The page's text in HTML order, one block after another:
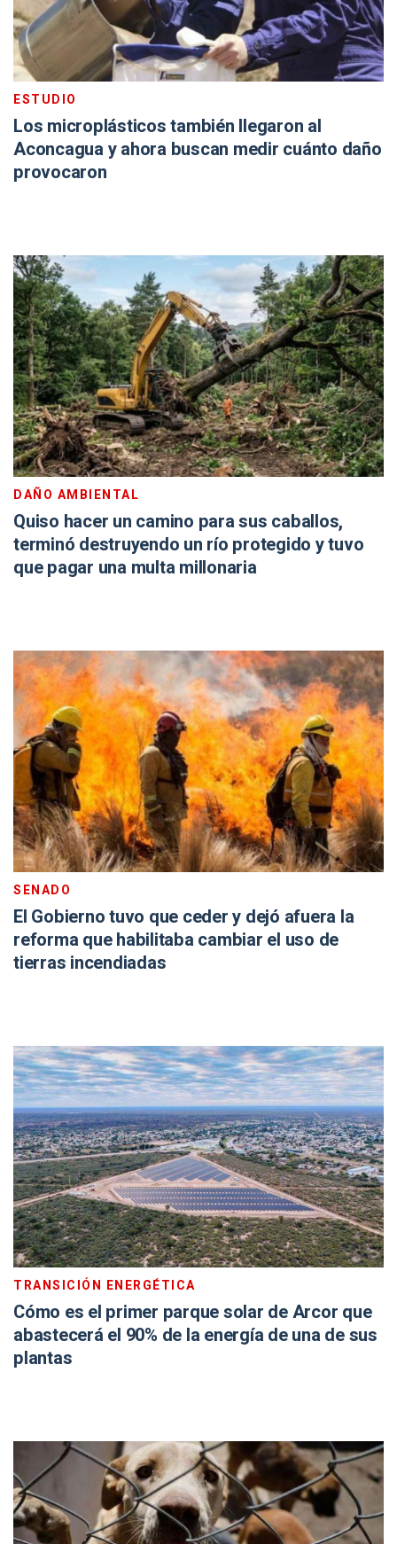
ESTUDIO
Los microplásticos también llegaron al
Aconcagua y ahora buscan medir cuánto daño
provocaron
DAÑO AMBIENTAL
Quiso hacer un camino para sus caballos,
terminó destruyendo un río protegido y tuvo
que pagar una multa millonaria
SENADO
El Gobierno tuvo que ceder y dejó afuera la
reforma que habilitaba cambiar el uso de
tierras incendiadas
TRANSICIÓN ENERGÉTICA
Cómo es el primer parque solar de Arcor que
abastecerá el 90% de la energía de una de sus
plantas